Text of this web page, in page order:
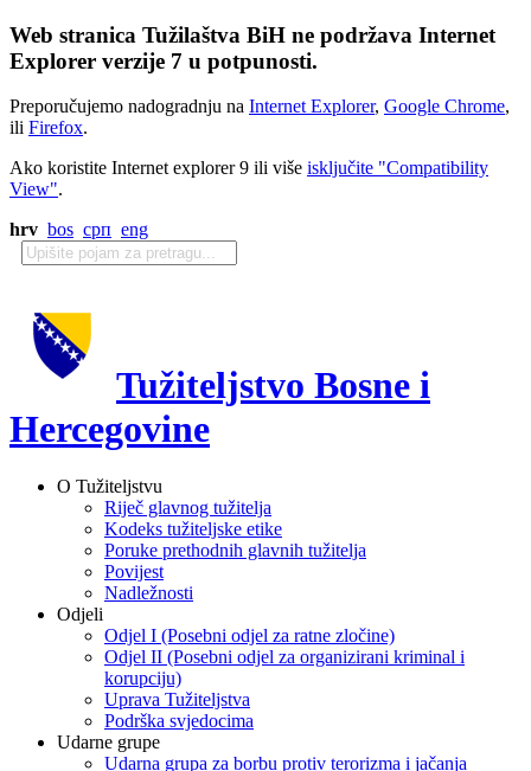
Web stranica Tužilaštva BiH ne podržava Internet
Explorer verzije 7 u potpunosti.
Preporučujemo nadogradnju na Internet Explorer, Google Chrome,
ili Firefox.
Ako koristite Internet explorer 9 ili više isključite "Compatibility
View".
hrv bos срп eng
Tužiteljstvo Bosne i
Hercegovine
O Tužiteljstvu
Riječ glavnog tužitelja
Kodeks tužiteljske etike
Poruke prethodnih glavnih tužitelja
Povijest
Nadležnosti
Odjeli
Odjel I (Posebni odjel za ratne zločine)
Odjel II (Posebni odjel za organizirani kriminal i
korupciju)
Uprava Tužiteljstva
Podrška svjedocima
Udarne grupe
Udarna grupa za borbu protiv terorizma i jačanja